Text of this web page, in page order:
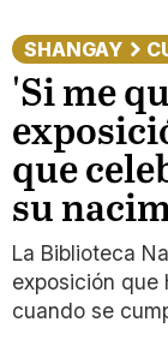
SHANGAY
'Si me
que
su
La Biblioteca
exposición que
cuando se